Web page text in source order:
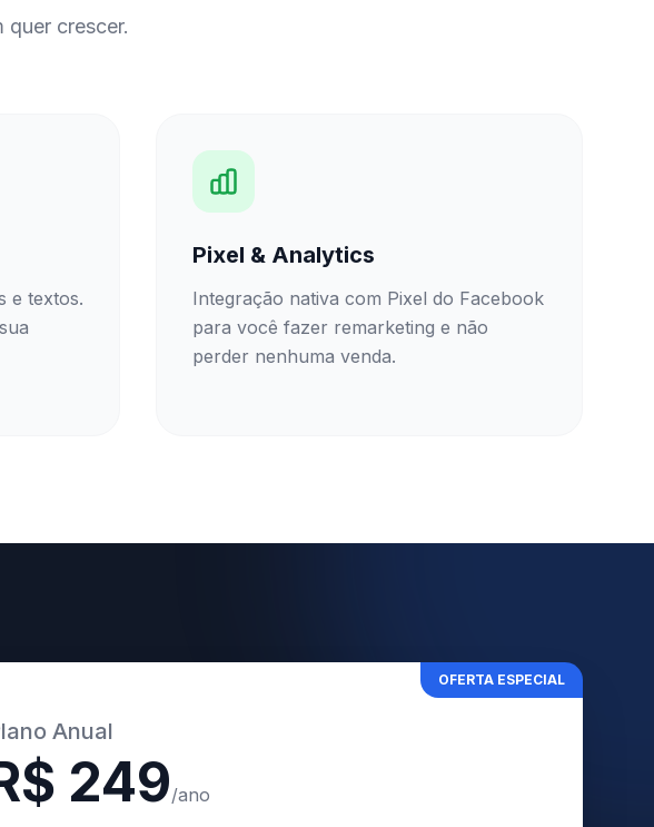
quer crescer.
e textos.
Pixel & Analytics
Integração nativa com Pixel do Facebook
para você fazer remarketing e não
perder nenhuma venda.
OFERTA ESPECIAL
Anual
249/ano